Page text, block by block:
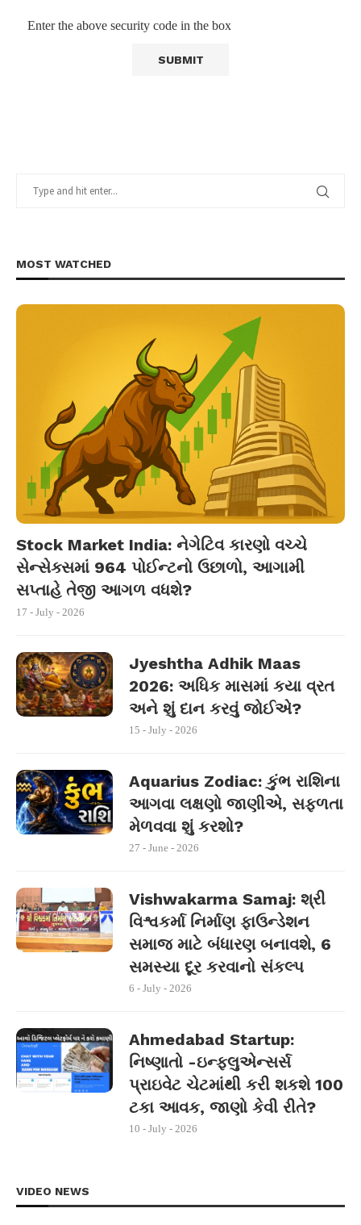
Enter the above security code in the box
MOST WATCHED
Stock Market India: નેગેટિવ કારણો વચ્ચે
સેન્સેક્સમાં 964 પોઈન્ટનો ઉછાળો, આગામી
સપ્તાહે તેજી આગળ વધશે?
17 - July - 2026
Jyeshtha Adhik Maas
2026: અધિક માસમાં કયા વ્રત
અને શું દાન કરવું જોઈએ?
15 - July - 2026
Aquarius Zodiac: કુંભ રાશિના
આગવા લક્ષણો જાણીએ, સફળતા
મેળવવા શું કરશો?
27 - June - 2026
Vishwakarma Samaj: શ્રી
વિશ્વકર્મા નિર્માણ ફાઉન્ડેશન
સમાજ માટે બંધારણ બનાવશે, 6
સમસ્યા દૂર કરવાનો સંકલ્પ
6 - July - 2026
Ahmedabad Startup:
નિષ્ણાતો -ઇન્ફ્લુએન્સર્સ
પ્રાઇવેટ ચેટમાંથી કરી શકશે 100
ટકા આવક, જાણો કેવી રીતે?
10 - July - 2026
VIDEO NEWS